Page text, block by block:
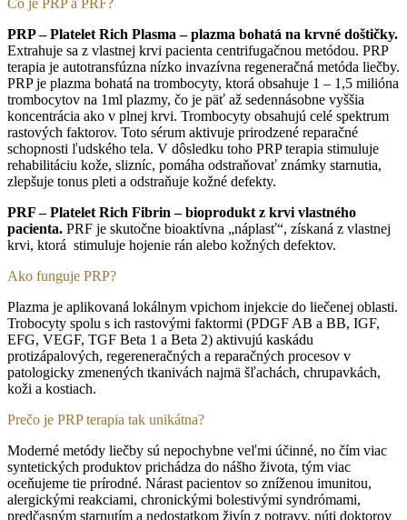
PRP – Platelet Rich Plasma – plazma bohatá na krvné doštičky.
Extrahuje sa z vlastnej krvi pacienta centrifugačnou metódou. PRP
terapia je autotransfúzna nízko invazívna regeneračná metóda liečby.
PRP je plazma bohatá na trombocyty, ktorá obsahuje 1 – 1,5 milióna
trombocytov na 1ml plazmy, čo je päť až sedennásobne vyššia
koncentrácia ako v plnej krvi. Trombocyty obsahujú celé spektrum
rastových faktorov. Toto sérum aktivuje prirodzené reparačné
schopnosti ľudského tela. V dôsledku toho PRP terapia stimuluje
rehabilitáciu kože, slizníc, pomáha odstraňovať známky starnutia,
zlepšuje tonus pleti a odstraňuje kožné defekty.
PRF – Platelet Rich Fibrin –bioprodukt z krvi vlastného
pacienta. PRF je skutočne bioaktívna „náplasť“, získaná z vlastnej
krvi, ktorá stimuluje hojenie rán alebo kožných defektov.
Ako funguje PRP?
Plazma je aplikovaná lokálnym vpichom injekcie do liečenej oblasti.
Trobocyty spolu s ich rastovými faktormi (PDGF AB a BB, IGF,
EFG, VEGF, TGF Beta 1 a Beta 2) aktivujú kaskádu
protizápalových, regereneračných a reparačných procesov v
patologicky zmenených tkanivách najmä šľachách, chrupavkách,
koži a kostiach.
Prečo je PRP terapia tak unikátna?
Moderné metódy liečby sú nepochybne veľmi účinné, no čím viac
syntetických produktov prichádza do nášho života, tým viac
oceňujeme tie prírodné. Nárast pacientov so zníženou imunitou,
alergickými reakciami, chronickými bolestivými syndrómami,
predčasným starnutím a nedostatkom živín z potravy, núti doktorov